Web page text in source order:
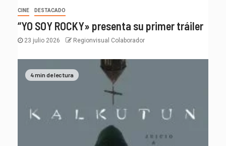
CINE DESTACADO
“YO SOY ROCKY» presenta su primer tráiler
23 julio 2026 Regionvisual Colaborador
4 min de lectura